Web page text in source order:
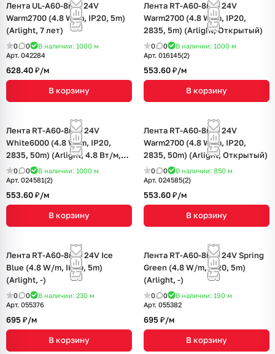
Лента UL-A60-8mm 24V
Warm2700 (4.8 W/m, IP20, 5m)
(Arlight, 7 лет)
0 0 В наличии: 1000 м
Арт. 042284
628.40 ₽/м
В корзину
Лента RT-A60-8mm 24V
Warm2700 (4.8 W/m, IP20,
2835, 5m) (Arlight, Открытый)
0 0 В наличии: 1000 м
Арт. 016145(2)
553.60 ₽/м
В корзину
Лента RT-A60-8mm 24V
White6000 (4.8 W/m, IP20,
2835, 50m) (Arlight, 4.8 Вт/м,
IP20)
0 0 В наличии: 1000 м
Арт. 024581(2)
553.60 ₽/м
В корзину
Лента RT-A60-8mm 24V
Warm2700 (4.8 W/m, IP20,
2835, 50m) (Arlight, Открытый)
0 0 В наличии: 850 м
Арт. 024585(2)
553.60 ₽/м
В корзину
Лента RT-A60-8mm 24V Ice
Blue (4.8 W/m, IP20, 5m)
(Arlight, -)
0 0 В наличии: 230 м
Арт. 055376
695 ₽/м
В корзину
Лента RT-A60-8mm 24V Spring
Green (4.8 W/m, IP20, 5m)
(Arlight, -)
0 0 В наличии: 190 м
Арт. 055382
695 ₽/м
В корзину